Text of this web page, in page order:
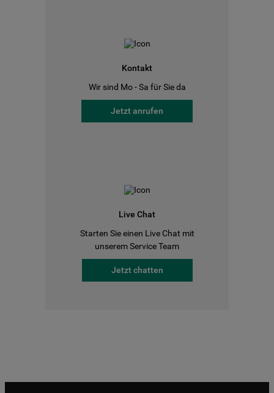
Kontakt
Wir sind Mo - Sa für Sie da
Jetzt anrufen
Live Chat
Starten Sie einen Live Chat mit
unserem Service Team
Jetzt chatten